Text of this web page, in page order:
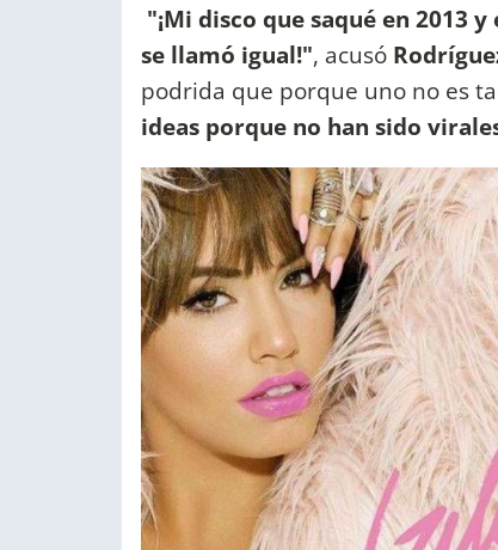
"¡Mi disco que saqué en 2013
se llamó igual!", acusó
podrida que porque uno no es
ideas porque no han sido